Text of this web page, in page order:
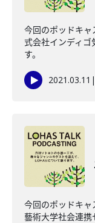
今回のポッドキ
式会社インディゴ
す。
2021.03.11 |
今回のポッドキ
藝術大学社会連携